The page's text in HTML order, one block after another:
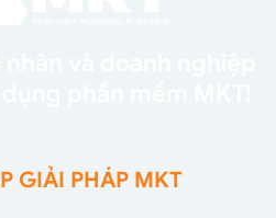
GIẢI PHÁP MKT